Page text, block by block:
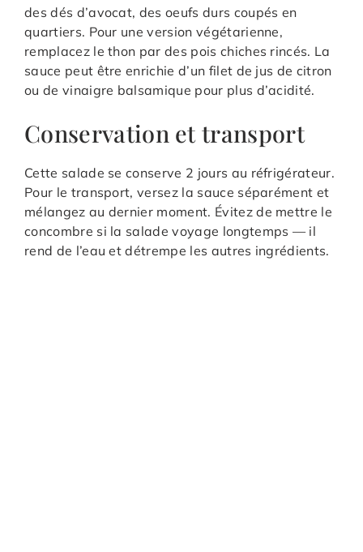
des dés d’avocat, des oeufs durs coupés en
quartiers. Pour une version végétarienne,
remplacez le thon par des pois chiches rincés. La
sauce peut être enrichie d’un filet de jus de citron
ou de vinaigre balsamique pour plus d’acidité.
Conservation et transport
Cette salade se conserve 2 jours au réfrigérateur.
Pour le transport, versez la sauce séparément et
mélangez au dernier moment. Évitez de mettre le
concombre si la salade voyage longtemps — il
rend de l’eau et détrempe les autres ingrédients.